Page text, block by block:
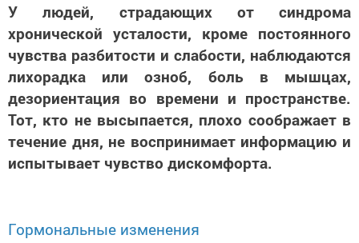
У людей, страдающих от синдрома
хронической усталости, кроме постоянного
чувства разбитости и слабости, наблюдаются
лихорадка или озноб, боль в мышцах,
дезориентация во времени и пространстве.
Тот, кто не высыпается, плохо соображает в
течение дня, не воспринимает информацию и
испытывает чувство дискомфорта.
Гормональные изменения